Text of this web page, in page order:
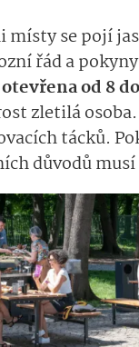
se pojí
řád a
od 8
zletilá
tácků.
důvodů